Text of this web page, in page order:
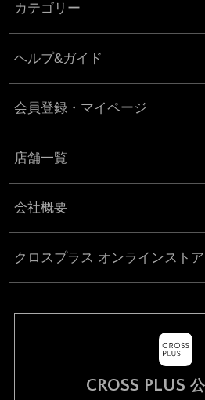
カテゴリー
ヘルプ&ガイド
会員登録・マイページ
店舗一覧
会社概要
クロスプラス オンラインストア
CROSS PLUS